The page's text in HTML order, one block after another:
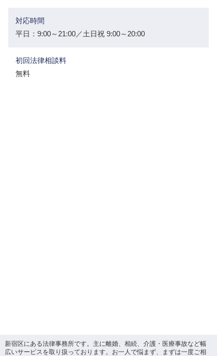
対応時間
平日：9:00～21:00／土日祝 9:00～20:00
初回法律相談料
無料
新宿区にある法律事務所です。主に離婚、相続、介護・医療事故など幅
広いサービスを取り扱っております。お一人で悩まず、まずは一度ご相